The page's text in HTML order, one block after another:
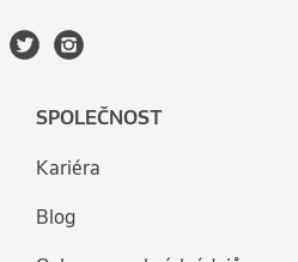
SPOLEČNOST
Kariéra
Blog